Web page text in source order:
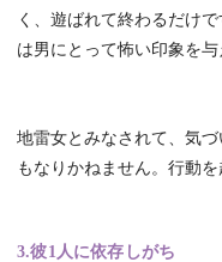
く、遊ばれて終わるだけ
は男にとって怖い印象を与
地雷女とみなされて、気
もなりかねません。行動
3.彼1人に依存しがち